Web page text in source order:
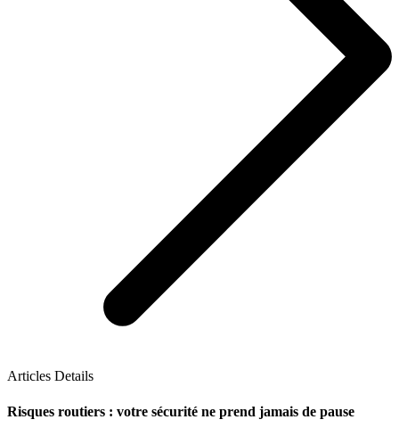
Articles Details
Risques routiers : votre sécurité ne prend jamais de pause